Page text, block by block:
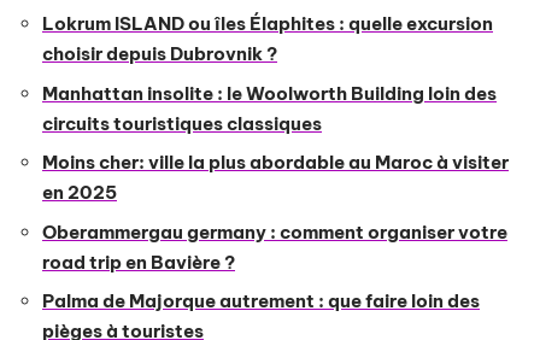
Lokrum ISLAND ou îles Élaphites : quelle excursion
choisir depuis Dubrovnik ?
Manhattan insolite : le Woolworth Building loin des
circuits touristiques classiques
Moins cher: ville la plus abordable au Maroc à visiter
en 2025
Oberammergau germany : comment organiser votre
road trip en Bavière ?
Palma de Majorque autrement : que faire loin des
pièges à touristes